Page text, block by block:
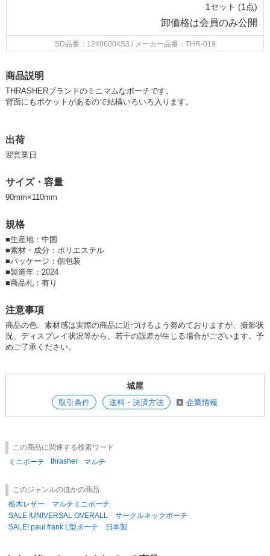
1セット (1点)
卸価格は会員のみ公開
SD品番：12406004S3 / メーカー品番：THR-019
商品説明
THRASHERブランドのミニマムなポーチです。
背面にもポケットがあるので結構いろいろ入ります。
出荷
翌営業日
サイズ・容量
90mm×110mm
規格
■生産地：中国
■素材・成分：ポリエステル
■パッケージ：個包装
■製造年：2024
■商品札：有り
注意事項
商品の色、素材感は実際の商品に近づけるよう努めておりますが、撮影状
況、ディスプレイ状況等から、若干の誤差が生じる場合がございます。予
めご了承ください。
城屋
取引条件 送料・決済方法 企業情報
この商品に関連する検索ワード
ミニポーチ
thrasher マルチ
このジャンルのほかの商品
栃木レザー マルチミニポーチ
SALE !UNIVERSAL OVERALL サークルネックポーチ
SALE! paul frank L型ポーチ 日本製